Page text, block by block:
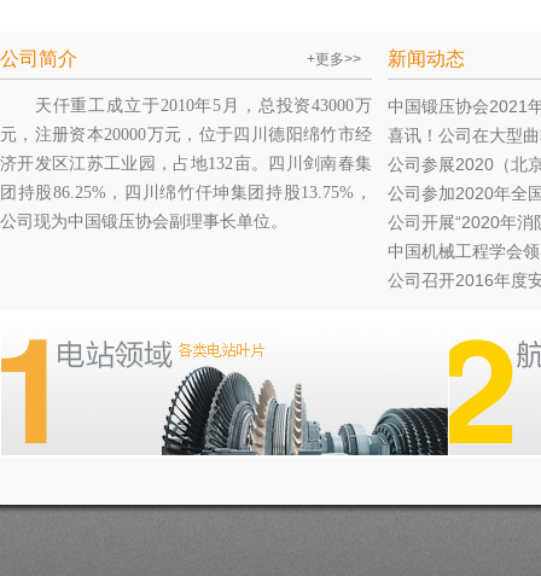
公司简介 +更多>>
天仟重工成立于2010年5月，总投资43000万
元，注册资本20000万元，位于四川德阳绵竹市经
济开发区江苏工业园，占地132亩。四川剑南春集
团持股86.25%，四川绵竹仟坤集团持股13.75%，
公司现为中国锻压协会副理事长单位。
新闻动态
中国锻压协会2021
喜讯！公司在大型
公司参展2020（北
公司参加2020年全
公司开展“2020年消
中国机械工程学会
公司召开2016年度